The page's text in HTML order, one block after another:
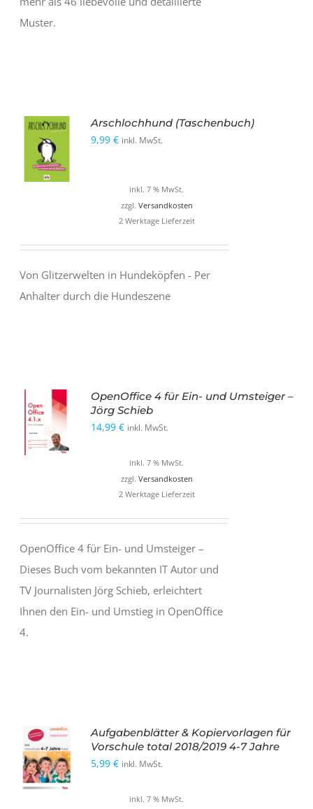
Muster.
WARENKORB
Arschlochhund (Taschenbuch)
9,99€ inkl. MwSt.
inkl. 7 % MwSt.
zzgl. Versandkosten
2 Werktage Lieferzeit
Von Glitzerwelten in Hundeköpfen - Per
Anhalter durch die Hundeszene
OpenOffice 4 für Ein- und Umsteiger –
Jörg Schieb
14,99€ inkl. MwSt.
inkl. 7 % MwSt.
zzgl. Versandkosten
2 Werktage Lieferzeit
OpenOffice 4 für Ein- und Umsteiger –
Dieses Buch vom bekannten IT Autor und
TV Journalisten Jörg Schieb, erleichtert
Ihnen den Ein- und Umstieg in OpenOffice
4.
WARENKORB
Aufgabenblätter & Kopiervorlagen für
Vorschule total 2018/2019 4-7 Jahre
5,99€ inkl. MwSt.
inkl. 7 % MwSt.